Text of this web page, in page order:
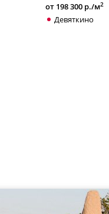
от 198 300 р./м2
Девяткино